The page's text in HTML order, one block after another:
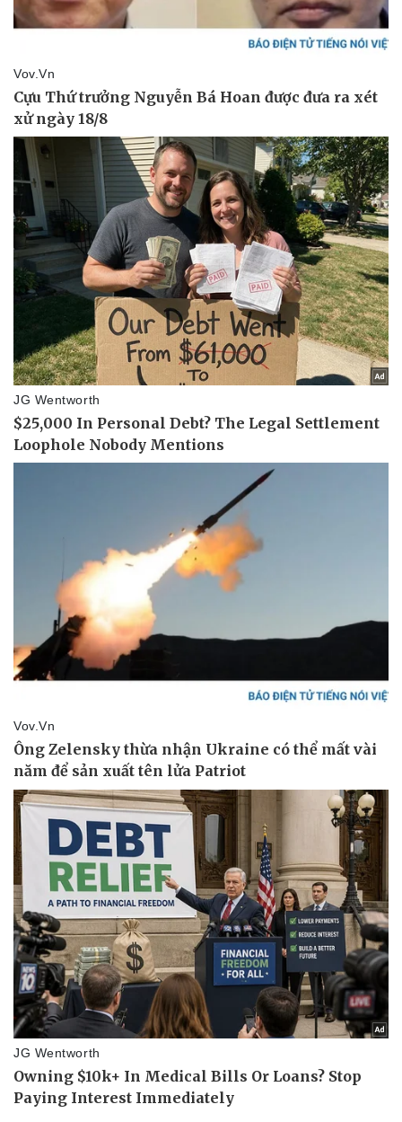
Pháp luật
Vụ án
Tin nóng
Quân sự - Quốc phòng
Việt Nam
Phân tích